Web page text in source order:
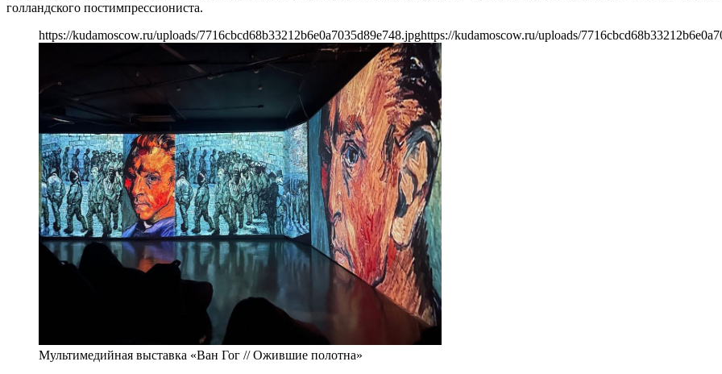
голландского постимпрессиониста.
https://kudamoscow.ru/uploads/7716cbcd68b33212b6e0a7035d89e748.jpghttps://kudamoscow.ru/uploads/
Мультимедийная выставка «Ван Гог // Ожившие полотна»